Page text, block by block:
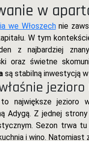
w
we Włoszechnie
W tym
z najbardziej
oraz świetne
są stabilną inwestycją
jezioro
największe jezioro
Adygą. Z jednej
Sezon trwa
i wino.